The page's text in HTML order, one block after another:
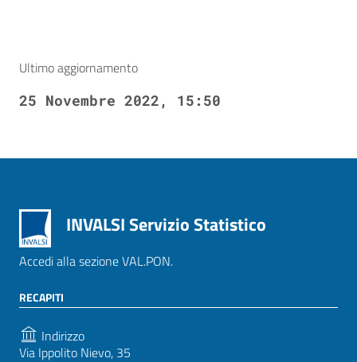
Ultimo aggiornamento
25 Novembre 2022, 15:50
INVALSI Servizio Statistico
Accedi alla sezione VAL.PON.
RECAPITI
Indirizzo
Via Ippolito Nievo, 35